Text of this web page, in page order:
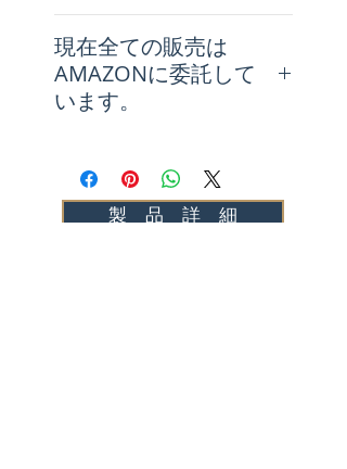
リルは炭火でお肉を焼く時に出
てくる油が下の炭に落ちにくい
ので火柱が立つことがなく快適
現在全ての販売は
AMAZONに委託して
います。
製 品 詳 細